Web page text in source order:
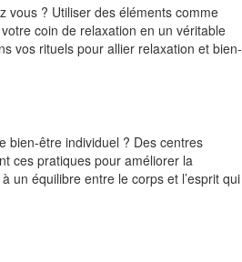
vous ? Utiliser des éléments comme
coin de relaxation en un véritable
vos rituels pour allier relaxation et bien-
bien-être individuel ? Des centres
ces pratiques pour améliorer la
un équilibre entre le corps et l’esprit qui